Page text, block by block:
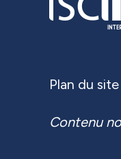
Plan du site
Contenu